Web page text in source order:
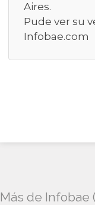
Aires.
Pude ver su
Infobae.com
Más de Infobae